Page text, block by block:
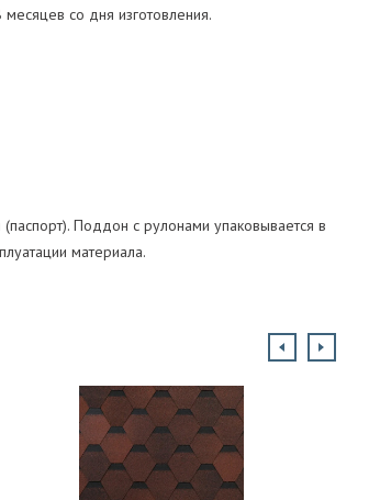
со дня изготовления.
Поддон с рулонами упаковывается в
материала.